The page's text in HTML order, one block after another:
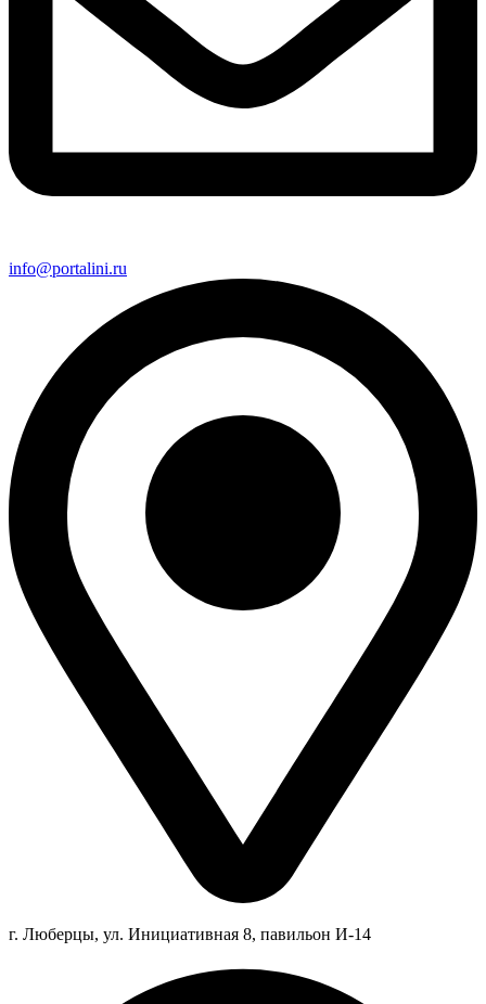
info@portalini.ru
г. Люберцы, ул. Инициативная 8, павильон И-14